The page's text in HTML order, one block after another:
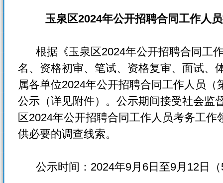
玉泉区2024年公开招聘合同工作人
根据《玉泉区2024年公开招聘合同工
名、资格初审、笔试、资格复审、面试、
属各单位2024年公开招聘合同工作人员
公示（详见附件）。公示期间接受社会监
区2024年公开招聘合同工作人员考务工
供必要的调查线索。
公示时间：2024年9月6日至9月12日（